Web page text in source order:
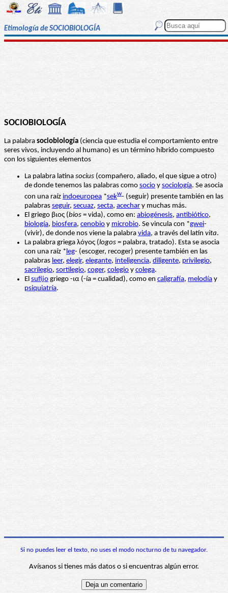
Etimología de SOCIOBIOLOGÍA
SOCIOBIOLOGÍA
La palabra sociobiología (ciencia que estudia el comportamiento entre
seres vivos, incluyendo al humano) es un término híbrido compuesto
con los siguientes elementos
La palabra latina socius (compañero, aliado, el que sigue a otro)
de donde tenemos las palabras como socio y sociología. Se asocia
con una raíz indoeuropea *sekw- (seguir) presente también en las
palabras seguir, secuaz, secta, acechar y muchas más.
El griego βιος (bios = vida), como en: abiogénesis, antibiótico,
biología, biosfera, cenobio y microbio. Se vincula con *gwei-
(vivir), de donde nos viene la palabra vida, a través del latín vita.
La palabra griega λόγος (logos = palabra, tratado). Esta se asocia
con una raíz *leg- (escoger, recoger) presente también en las
palabras leer, elegir, elegante, inteligencia, diligente, privilegio,
sacrilegio, sortilegio, coger, colegio y colega.
El sufijo griego -ια (-ía = cualidad), como en caligrafía, melodía y
psiquiatría.
Si no puedes leer el texto, no uses el modo nocturno de tu navegador.
Avísanos si tienes más datos o si encuentras algún error.